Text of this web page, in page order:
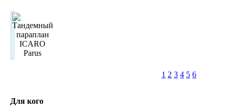
1 2 3 4 5 6
Для кого